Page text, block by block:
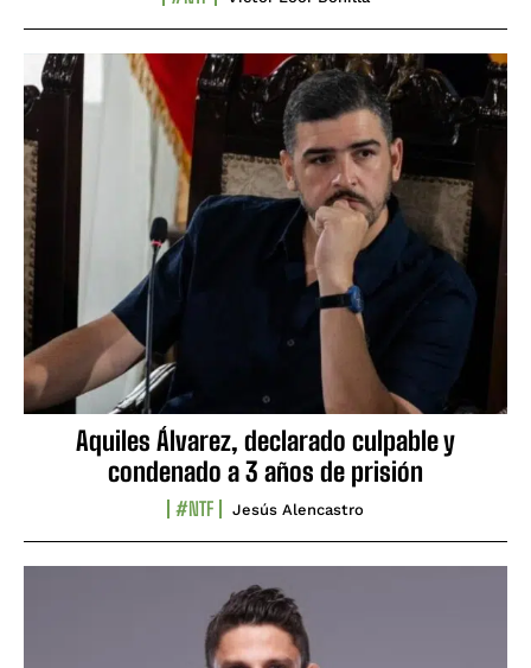
Aquiles Álvarez, declarado culpable y
condenado a 3 años de prisión
#NTF Jesús Alencastro